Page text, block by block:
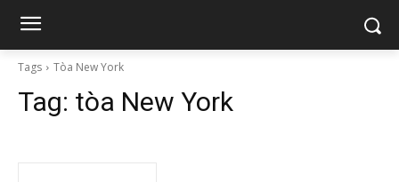
Tags Tòa New York
Tag: tòa New York